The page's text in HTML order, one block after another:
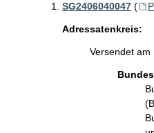
SG2406040047 (
Adressatenkreis:
Versendet am